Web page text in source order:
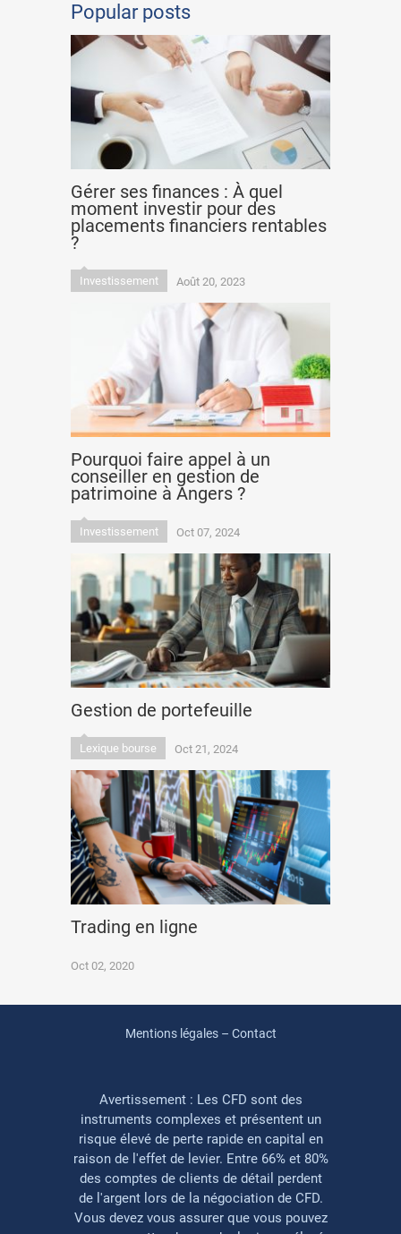
Popular posts
Gérer ses finances : À quel
moment investir pour des
placements financiers rentables
?
Investissement Août 20, 2023
Pourquoi faire appel à un
conseiller en gestion de
patrimoine à Angers ?
Investissement Oct 07, 2024
Gestion de portefeuille
Lexique bourse Oct 21, 2024
Trading en ligne
Oct 02, 2020
Mentions légales – Contact
Avertissement : Les CFD sont des
instruments complexes et présentent un
risque élevé de perte rapide en capital en
raison de l'effet de levier. Entre 66% et 80%
des comptes de clients de détail perdent
de l'argent lors de la négociation de CFD.
Vous devez vous assurer que vous pouvez